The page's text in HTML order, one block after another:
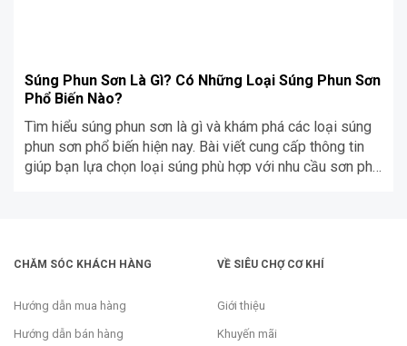
Súng Phun Sơn Là Gì? Có Những Loại Súng Phun Sơn
Phổ Biến Nào?
Tìm hiểu súng phun sơn là gì và khám phá các loại súng
phun sơn phổ biến hiện nay. Bài viết cung cấp thông tin
giúp bạn lựa chọn loại súng phù hợp với nhu cầu sơn phủ
CHĂM SÓC KHÁCH HÀNG
Hướng dẫn mua hàng
Hướng dẫn bán hàng
VỀ SIÊU CHỢ CƠ KHÍ
Giới thiệu
Khuyến mãi